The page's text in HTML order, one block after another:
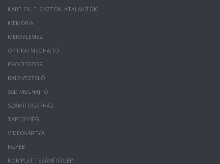
KÁBELEK, ELOSZTÓK, ÁTALAKÍTÓK
MEMÓRIA
MEREVLEMEZ
OPTIKAI MEGHAJTÓ
PROCESSZOR
RAID VEZÉRLŐ
SSD MEGHAJTÓ
SZÁMÍTÓGÉPHÁZ
TÁPEGYSÉG
VIDEÓKÁRTYA
EGYÉB
KOMPLETT SZÁMÍTÓGÉP